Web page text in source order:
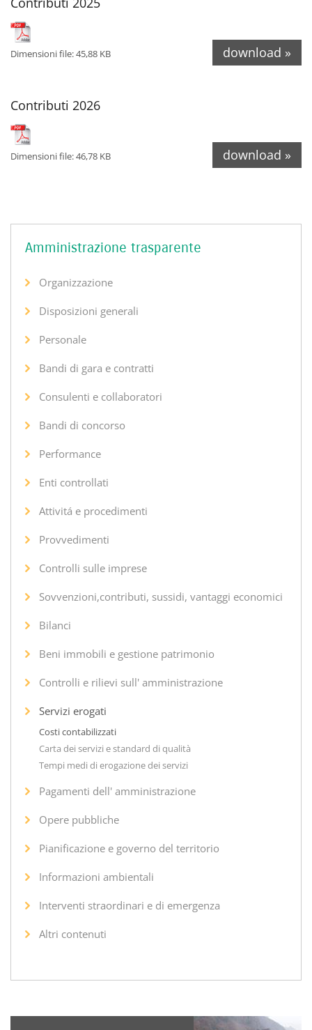
Dimensioni file: 45,88 KB download »
Contributi 2026
Dimensioni file: 46,78 KB download »
Amministrazione trasparente
Organizzazione
Disposizioni generali
Personale
Bandi di gara e contratti
Consulenti e collaboratori
Bandi di concorso
Performance
Enti controllati
Attivitá e procedimenti
Provvedimenti
Controlli sulle imprese
Sovvenzioni,contributi, sussidi, vantaggi economici
Bilanci
Beni immobili e gestione patrimonio
Controlli e rilievi sull' amministrazione
Servizi erogati
Costi contabilizzati
Carta dei servizi e standard di qualità
Tempi medi di erogazione dei servizi
Pagamenti dell' amministrazione
Opere pubbliche
Pianificazione e governo del territorio
Informazioni ambientali
Interventi straordinari e di emergenza
Altri contenuti